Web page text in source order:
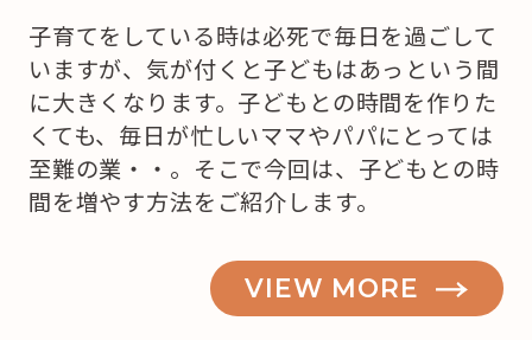
子育てをしている時は必死で毎日を過ごして
いますが、気が付くと子どもはあっという間
に大きくなります。子どもとの時間を作りた
くても、毎日が忙しいママやパパにとっては
至難の業・・。そこで今回は、子どもとの時
間を増やす方法をご紹介します。
VIEW MORE